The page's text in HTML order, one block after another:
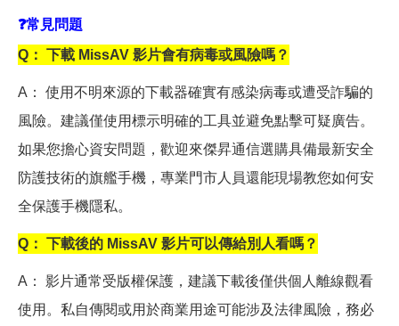
❓常見問題
Q ： 下載 MissAV 影片會有病毒或風險嗎？
A ： 使用不明來源的下載器確實有感染病毒或遭受詐騙的
風險。建議僅使用標示明確的工具並避免點擊可疑廣告。
如果您擔心資安問題，歡迎來傑昇通信選購具備最新安全
防護技術的旗艦手機，專業門市人員還能現場教您如何安
全保護手機隱私。
Q ： 下載後的 MissAV 影片可以傳給別人看嗎？
A ： 影片通常受版權保護，建議下載後僅供個人離線觀看
使用。私自傳閱或用於商業用途可能涉及法律風險，務必